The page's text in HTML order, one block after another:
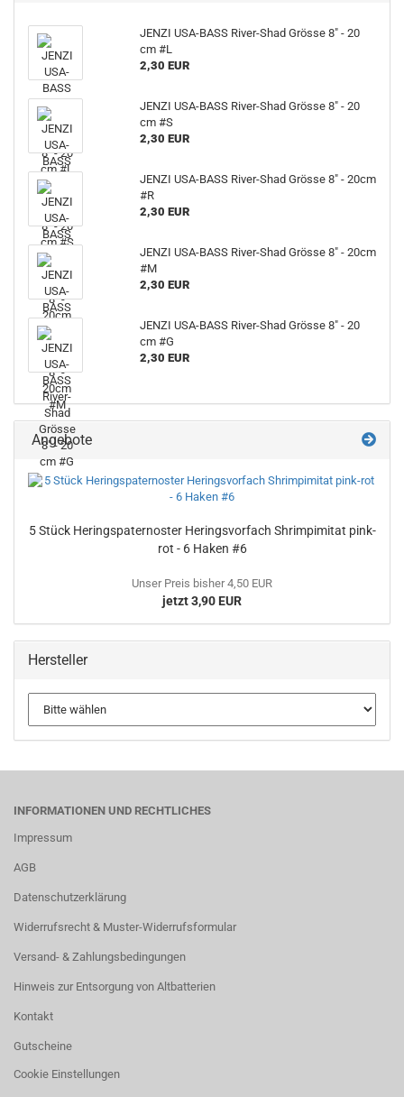
JENZI USA-BASS River-Shad Grösse 8" - 20
cm #L
2,30 EUR
JENZI USA-BASS River-Shad Grösse 8" - 20
cm #S
2,30 EUR
JENZI USA-BASS River-Shad Grösse 8" - 20cm
#R
2,30 EUR
JENZI USA-BASS River-Shad Grösse 8" - 20cm
#M
2,30 EUR
JENZI USA-BASS River-Shad Grösse 8" - 20
cm #G
2,30 EUR
Angebote
5 Stück Heringspaternoster Heringsvorfach Shrimpimitat pink-
rot - 6 Haken #6
Unser Preis bisher 4,50 EUR
jetzt 3,90 EUR
Hersteller
INFORMATIONEN UND RECHTLICHES
Impressum
AGB
Datenschutzerklärung
Widerrufsrecht & Muster-Widerrufsformular
Versand- & Zahlungsbedingungen
Hinweis zur Entsorgung von Altbatterien
Kontakt
Gutscheine
Cookie Einstellungen